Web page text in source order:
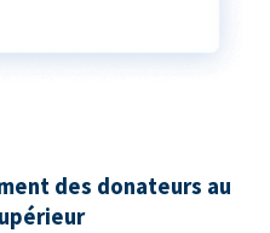
des donateurs au